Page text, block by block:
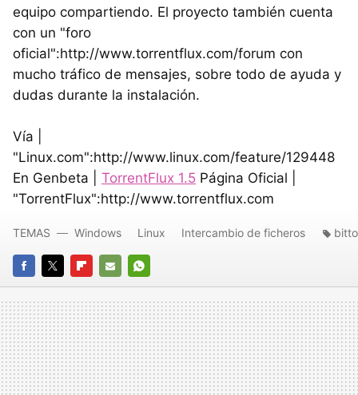
equipo compartiendo. El proyecto también cuenta
con un "foro
oficial":http://www.torrentflux.com/forum con
mucho tráfico de mensajes, sobre todo de ayuda y
dudas durante la instalación.
Vía |
"Linux.com":http://www.linux.com/feature/129448
En Genbeta | TorrentFlux 1.5 Página Oficial |
"TorrentFlux":http://www.torrentflux.com
FACEBOOK
TWITTERFLIPBOARD
E-
MAIL
WHATSAPP
TEMAS Windows Linux Intercambio de ficheros